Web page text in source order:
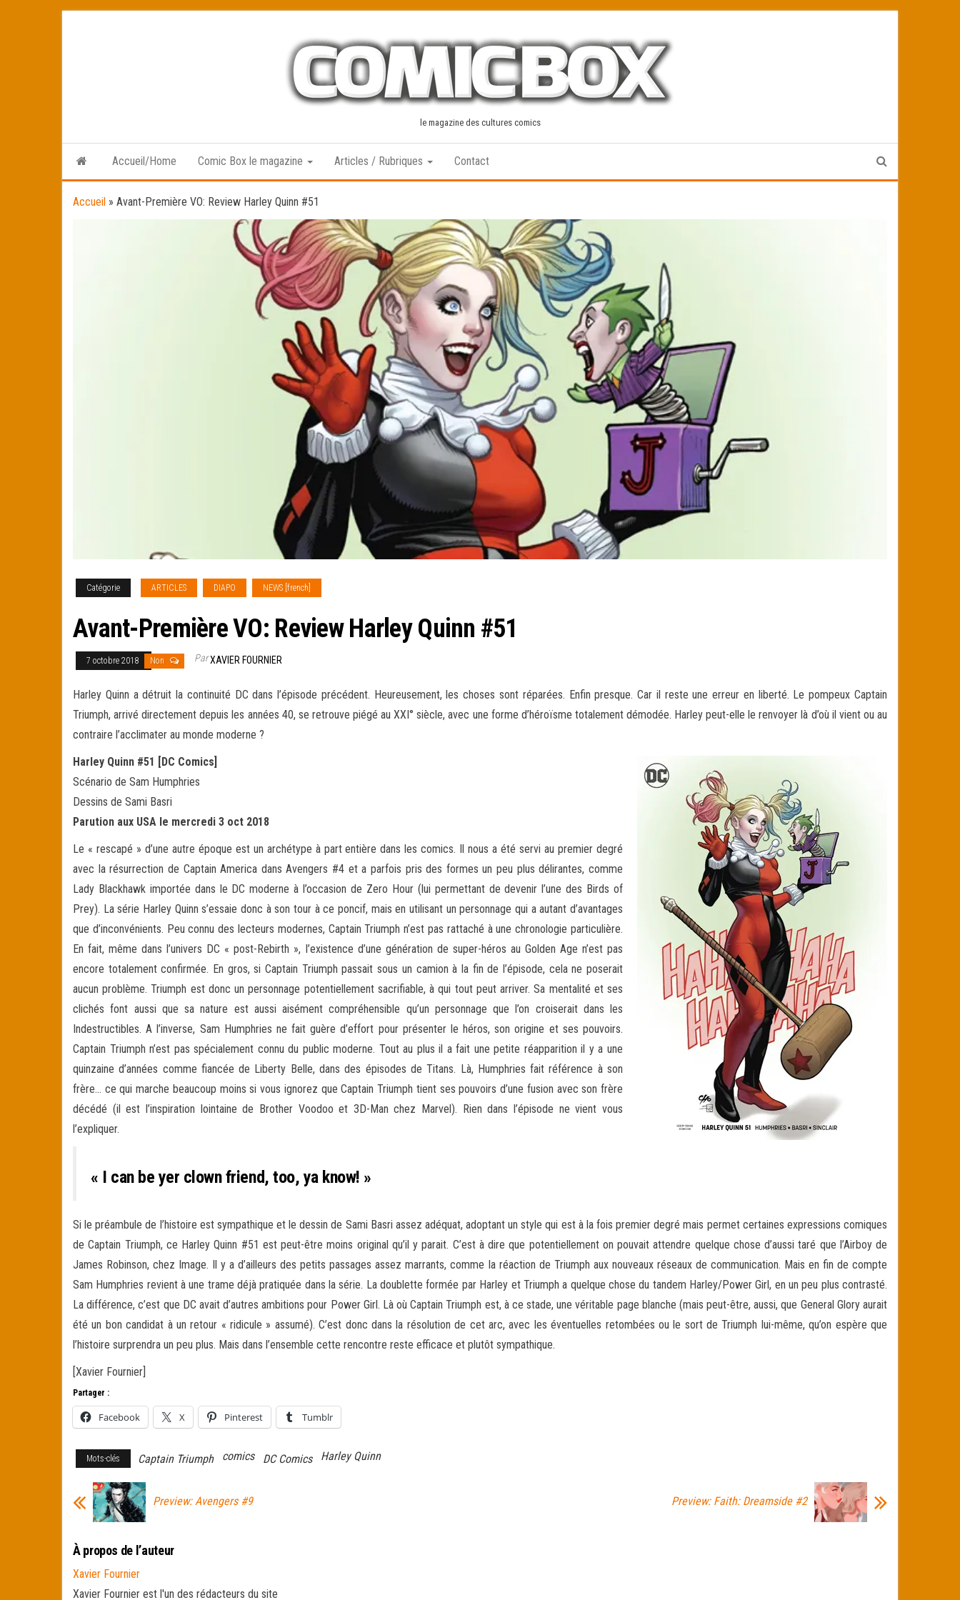
le magazine des cultures comics
Accueil/Home Comic Box le magazine Articles / Rubriques Contact
Accueil » Avant-Première VO: Review Harley Quinn #51
Catégorie ARTICLES DIAPO NEWS [french]
Avant-Première VO: Review Harley Quinn #51
7 octobre 2018 Non ParXAVIER FOURNIER
Harley Quinn a détruit la continuité DC dans l’épisode précédent. Heureusement, les choses sont réparées. Enfin presque. Car il reste une erreur en liberté. Le pompeux Captain
Triumph, arrivé directement depuis les années 40, se retrouve piégé au XXI° siècle, avec une forme d’héroïsme totalement démodée. Harley peut-elle le renvoyer là d’où il vient ou au
contraire l’acclimater au monde moderne ?
Harley Quinn #51 [DC Comics]
Scénario de Sam Humphries
Dessins de Sami Basri
Parution aux USA le mercredi 3 oct 2018
Le « rescapé » d’une autre époque est un archétype à part entière dans les comics. Il nous a été servi au premier degré
avec la résurrection de Captain America dans Avengers #4 et a parfois pris des formes un peu plus délirantes, comme
Lady Blackhawk importée dans le DC moderne à l’occasion de Zero Hour (lui permettant de devenir l’une des Birds of
Prey). La série Harley Quinn s’essaie donc à son tour à ce poncif, mais en utilisant un personnage qui a autant d’avantages
que d’inconvénients. Peu connu des lecteurs modernes, Captain Triumph n’est pas rattaché à une chronologie particulière.
En fait, même dans l’univers DC « post-Rebirth », l’existence d’une génération de super-héros au Golden Age n’est pas
encore totalement confirmée. En gros, si Captain Triumph passait sous un camion à la fin de l’épisode, cela ne poserait
aucun problème. Triumph est donc un personnage potentiellement sacrifiable, à qui tout peut arriver. Sa mentalité et ses
clichés font aussi que sa nature est aussi aisément compréhensible qu’un personnage que l’on croiserait dans les
Indestructibles. A l’inverse, Sam Humphries ne fait guère d’effort pour présenter le héros, son origine et ses pouvoirs.
Captain Triumph n’est pas spécialement connu du public moderne. Tout au plus il a fait une petite réapparition il y a une
quinzaine d’années comme fiancée de Liberty Belle, dans des épisodes de Titans. Là, Humphries fait référence à son
frère… ce qui marche beaucoup moins si vous ignorez que Captain Triumph tient ses pouvoirs d’une fusion avec son frère
décédé (il est l’inspiration lointaine de Brother Voodoo et 3D-Man chez Marvel). Rien dans l’épisode ne vient vous
l’expliquer.
« I can be yer clown friend, too, ya know! »
Si le préambule de l’histoire est sympathique et le dessin de Sami Basri assez adéquat, adoptant un style qui est à la fois premier degré mais permet certaines expressions comiques
de Captain Triumph, ce Harley Quinn #51 est peut-être moins original qu’il y parait. C’est à dire que potentiellement on pouvait attendre quelque chose d’aussi taré que l’Airboy de
James Robinson, chez Image. Il y a d’ailleurs des petits passages assez marrants, comme la réaction de Triumph aux nouveaux réseaux de communication. Mais en fin de compte
Sam Humphries revient à une trame déjà pratiquée dans la série. La doublette formée par Harley et Triumph a quelque chose du tandem Harley/Power Girl, en un peu plus contrasté.
La différence, c’est que DC avait d’autres ambitions pour Power Girl. Là où Captain Triumph est, à ce stade, une véritable page blanche (mais peut-être, aussi, que General Glory aurait
été un bon candidat à un retour « ridicule » assumé). C’est donc dans la résolution de cet arc, avec les éventuelles retombées ou le sort de Triumph lui-même, qu’on espère que
l’histoire surprendra un peu plus. Mais dans l’ensemble cette rencontre reste efficace et plutôt sympathique.
[Xavier Fournier]
Partager :
Facebook X Pinterest Tumblr
Mots-clés Captain Triumph comics DC Comics Harley Quinn
Preview: Avengers #9 Preview: Faith: Dreamside #2
À propos de l’auteur
Xavier Fournier
Xavier Fournier est l'un des rédacteurs du site